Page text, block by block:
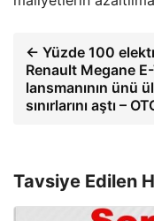
← Yüzde 100
Renault Megane
lansmanının ünü
sınırlarını aştı –
Tavsiye Edilen